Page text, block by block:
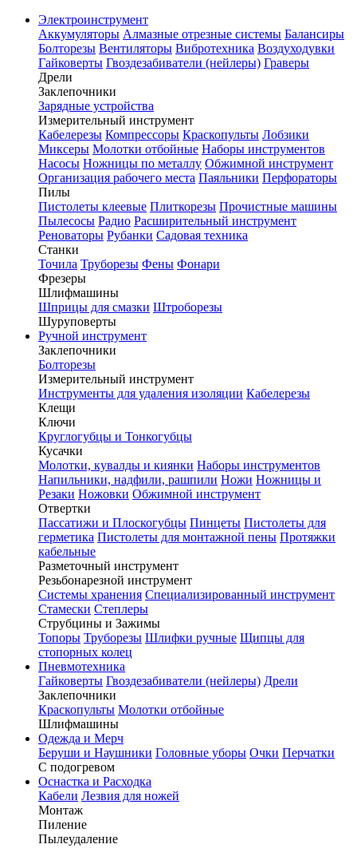
Электроинструмент
Аккумуляторы Алмазные отрезные системы Балансиры
Болторезы Вентиляторы Вибротехника Воздуходувки
Гайковерты Гвоздезабиватели (нейлеры) Граверы
Дрели
Заклепочники
Зарядные устройства
Измерительный инструмент
Кабелерезы Компрессоры Краскопульты Лобзики
Миксеры Молотки отбойные Наборы инструментов
Насосы Ножницы по металлу Обжимной инструмент
Организация рабочего места Паяльники Перфораторы
Пилы
Пистолеты клеевые Плиткорезы Прочистные машины
Пылесосы Радио Расширительный инструмент
Реноваторы Рубанки Садовая техника
Станки
Точила Труборезы Фены Фонари
Фрезеры
Шлифмашины
Шприцы для смазки Штроборезы
Шуруповерты
Ручной инструмент
Заклепочники
Болторезы
Измерительный инструмент
Инструменты для удаления изоляции Кабелерезы
Клещи
Ключи
Круглогубцы и Тонкогубцы
Кусачки
Молотки, кувалды и киянки Наборы инструментов
Напильники, надфили, рашпили Ножи Ножницы и
Резаки Ножовки Обжимной инструмент
Отвертки
Пассатижи и Плоскогубцы Пинцеты Пистолеты для
герметика Пистолеты для монтажной пены Протяжки
кабельные
Разметочный инструмент
Резьбонарезной инструмент
Системы хранения Специализированный инструмент
Стамески Степлеры
Струбцины и Зажимы
Топоры Труборезы Шлифки ручные Щипцы для
стопорных колец
Пневмотехника
Гайковерты Гвоздезабиватели (нейлеры) Дрели
Заклепочники
Краскопульты Молотки отбойные
Шлифмашины
Одежда и Мерч
Беруши и Наушники Головные уборы Очки Перчатки
С подогревом
Оснастка и Расходка
Кабели Лезвия для ножей
Монтаж
Пиление
Пылеудаление